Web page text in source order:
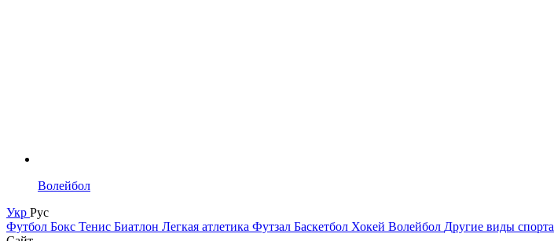
Волейбол
Укр Рус
Футбол Бокс Тенис Биатлон Легкая атлетика Футзал Баскетбол Хокей Волейбол Другие виды спорта